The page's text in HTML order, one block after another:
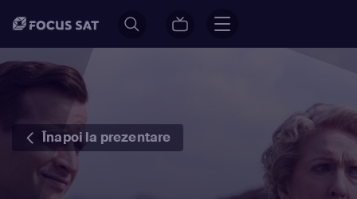
Înapoi la prezentare